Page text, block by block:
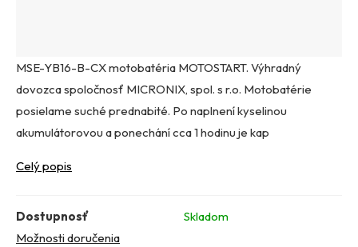
MSE-YB16-B-CX motobatéria MOTOSTART. Výhradný
dovozca spoločnosť MICRONIX, spol. s r.o. Motobatérie
posielame suché prednabité. Po naplnení kyselinou
akumulátorovou a ponechání cca 1 hodinu je kap
Celý popis
Dostupnosť
Skladom
Možnosti doručenia